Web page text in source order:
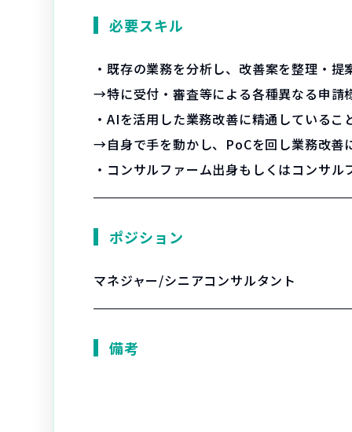
必要スキル
・既存の業務を分析し、改善案を整理・提
→特に受付・審査等による各種異なる申請
・AIを活用した業務改善に精通しているこ
→自身で手を動かし、PoCを回し業務改善
・コンサルファーム出身もしくはコンサ
ポジション
マネジャー/シニアコンサルタント
備考